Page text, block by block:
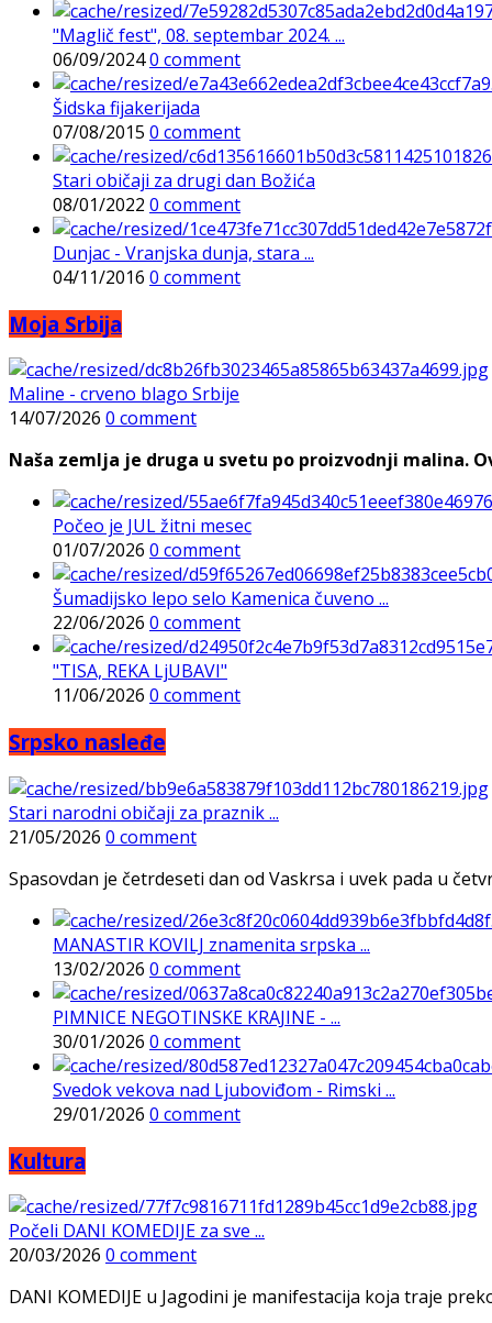
"Maglič fest", 08. septembar 2024. ...
06/09/20240 comment
Šidska fijakerijada
07/08/2015 0 comment
Stari običaji za drugi dan Božića
08/01/2022 0 comment
Dunjac - Vranjska dunja, stara ...
04/11/2016 0 comment
Moja Srbija
Maline - crveno blago Srbije
14/07/2026 0 comment
Naša zemlja je druga u svetu po proizvodnji malina.
Počeo je JUL žitni mesec
01/07/2026 0 comment
Šumadijsko lepo selo Kamenica čuveno ...
22/06/2026 0 comment
"TISA, REKA LjUBAVI"
11/06/2026 0 comment
Srpsko nasleđe
Stari narodni običaji za praznik ...
21/05/2026 0 comment
Spasovdan je četrdeseti dan od Vaskrsa i uvek pada u
MANASTIR KOVILJ znamenita srpska ...
13/02/2026 0 comment
PIMNICE NEGOTINSKE KRAJINE - ...
30/01/2026 0 comment
Svedok vekova nad Ljuboviđom - Rimski ...
29/01/2026 0 comment
Kultura
Počeli DANI KOMEDIJE za sve ...
20/03/2026 0 comment
DANI KOMEDIJE u Jagodini je manifestacija koja traje